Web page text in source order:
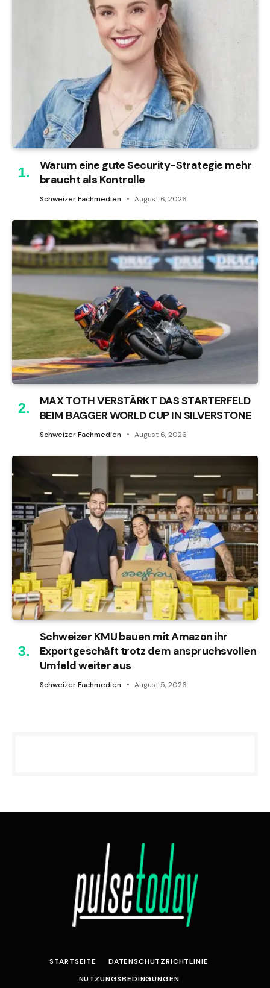
Warum eine gute Security-Strategie mehr
braucht als Kontrolle
Schweizer Fachmedien August 6, 2026
MAX TOTH VERSTÄRKT DAS STARTERFELD
BEIM BAGGER WORLD CUP IN SILVERSTONE
Schweizer Fachmedien August 6, 2026
Schweizer KMU bauen mit Amazon ihr
Exportgeschäft trotz dem anspruchsvollen
Umfeld weiter aus
Schweizer Fachmedien August 5, 2026
STARTSEITE
DATENSCHUTZRICHTLINIE
NUTZUNGSBEDINGUNGEN